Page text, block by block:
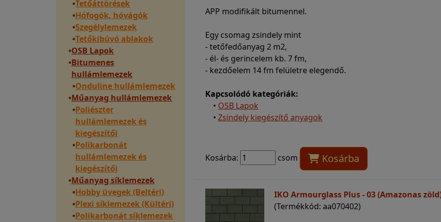
•Tetőáttörések
•Hófogók, hóvágók
•Szegélylemezek
•Tetőkibúvó ablakok
•OSB Lapok
•Bitumenes
hullámlemezek
•Onduline hullámlemezek
•Műanyag hullámlemezek
•Poliészter
hullámlemezek és
kiegészítői
•Polikarbonát
hullámlemezek és
kiegészítői
•Műanyag síklemezek
•Hobby üvegek (Beltéri)
•Plexi síklemezek (Kültéri)
•Polikarbonát síklemezek
APP modifikált bitumennel.
Egy csomag zsindely mint
- tetőfedőanyag 2 m2,
- él- és gerincelem kb. 7 fm,
- kezdőelem 14 fm felületre elegendő.
Kapcsolódó kategóriák:
• OSB Lapok
• Zsindely kiegészítő anyagok
Kosárba: csom Kosárba
IKO Armourglass Plus - 03 (Amazonas
(Termékkód: aa070402)